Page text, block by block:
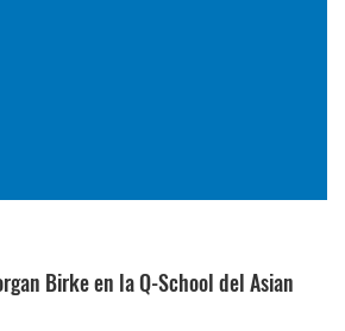
Birke en la Q-School del Asian